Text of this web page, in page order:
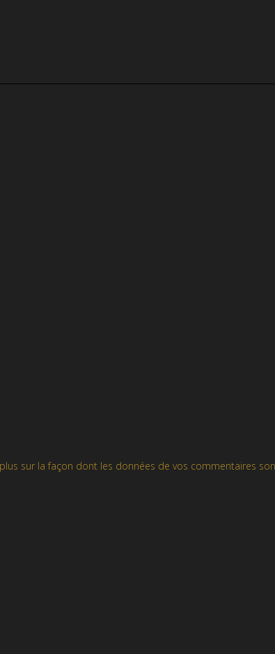
sur la façon dont les données de vos commentaires